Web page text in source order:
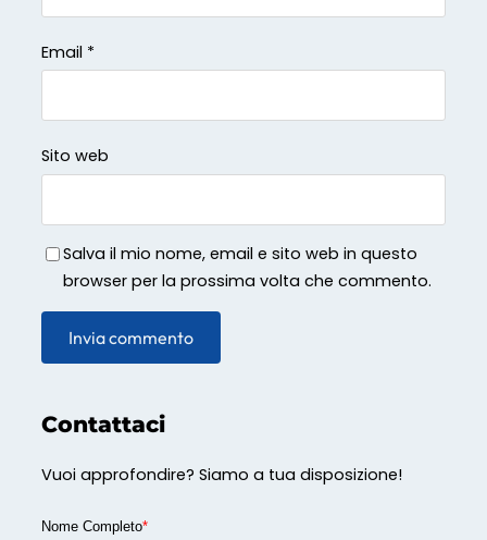
Email *
Sito web
Salva il mio nome, email e sito web in questo
browser per la prossima volta che commento.
Contattaci
Vuoi approfondire? Siamo a tua disposizione!
Nome Completo*